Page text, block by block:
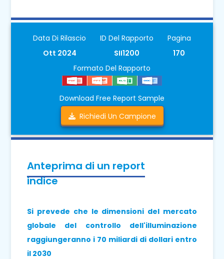
Data Di Rilascio
Ott 2024
ID Del Rapporto
SII1200
Pagina
170
Formato Del Rapporto
Download Free Report Sample
Richiedi Un Campione
Anteprima di un report
indice
Si prevede che le dimensioni del mercato
globale del controllo dell'illuminazione
raggiungeranno i 70 miliardi di dollari entro
il 2030